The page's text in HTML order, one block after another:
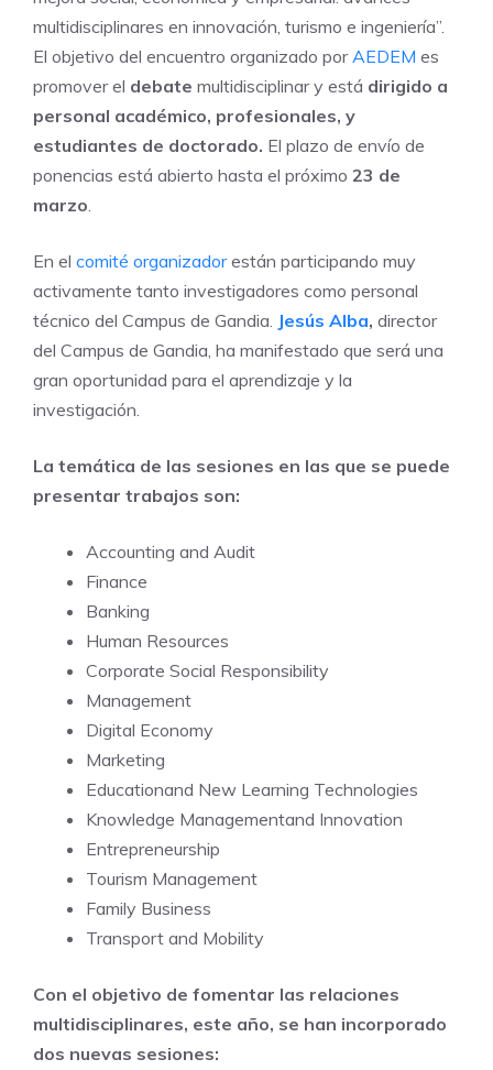
multidisciplinares en innovación, turismo e ingeniería”.
El objetivo del encuentro organizado por AEDEM es
promover el debate multidisciplinar y está dirigido a
personal académico, profesionales, y
estudiantes de doctorado. El plazo de envío de
ponencias está abierto hasta el próximo 23 de
marzo
En el comité organizadorestán participando muy
activamente tanto investigadores como personal
técnico del Campus de Gandia. Jesús Alba, director
del Campus de Gandia, ha manifestado que será una
gran oportunidad para el aprendizaje y la
investigación.
La temática de las sesiones en las que se puede
presentar trabajos son:
Accounting and Audit
Finance
Banking
Human Resources
Corporate Social Responsibility
Management
Digital Economy
Marketing
Educationand New Learning Technologies
Knowledge Managementand Innovation
Entrepreneurship
Tourism Management
Family Business
Transport and Mobility
Con el objetivo de fomentar las relaciones
multidisciplinares, este año, se han incorporado
dos nuevas sesiones: